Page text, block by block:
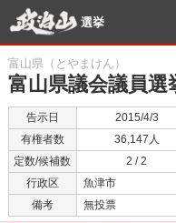
選挙
富山県（とやまけん）
富山県議会議員選
告示日 2015/4/3
有権者数
36,147人
定数/候補数
2 / 2
行政区
魚津市
備考
無投票